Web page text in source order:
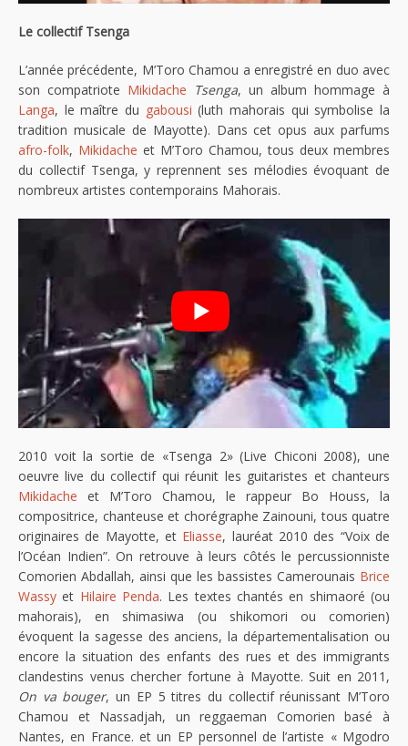
Le collectif Tsenga
L’année précédente, M’Toro Chamou a enregistré en duo avec
son compatriote Mikidache Tsenga, un album hommage à
Langa, le maître du gabousi (luth mahorais qui symbolise la
tradition musicale de Mayotte). Dans cet opus aux parfums
afro-folk, Mikidache et M’Toro Chamou, tous deux membres
du collectif Tsenga, y reprennent ses mélodies évoquant de
nombreux artistes contemporains Mahorais.
2010 voit la sortie de «Tsenga 2» (Live Chiconi 2008), une
oeuvre live du collectif qui réunit les guitaristes et chanteurs
Mikidache et M’Toro Chamou, le rappeur Bo Houss, la
compositrice, chanteuse et chorégraphe Zainouni, tous quatre
originaires de Mayotte, et Eliasse, lauréat 2010 des “Voix de
l’Océan Indien”. On retrouve à leurs côtés le percussionniste
Comorien Abdallah, ainsi que les bassistes Camerounais Brice
Wassy et Hilaire Penda. Les textes chantés en shimaoré (ou
mahorais), en shimasiwa (ou shikomori ou comorien)
évoquent la sagesse des anciens, la départementalisation ou
encore la situation des enfants des rues et des immigrants
clandestins venus chercher fortune à Mayotte. Suit en 2011,
On va bouger, un EP 5 titres du collectif réunissant M’Toro
Chamou et Nassadjah, un reggaeman Comorien basé à
Nantes, en France. et un EP personnel de l’artiste « Mgodro